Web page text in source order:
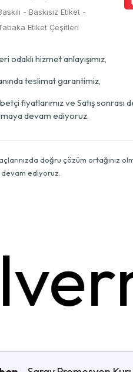
- Baskısız Etiket -
Etiket Çeşitleri
odaklı hizmet anlayışımız,
teslimat garantimiz,
fiyatlarımız ve Satış
devam ediyoruz.
doğru çözüm ortağınız
ediyoruz.